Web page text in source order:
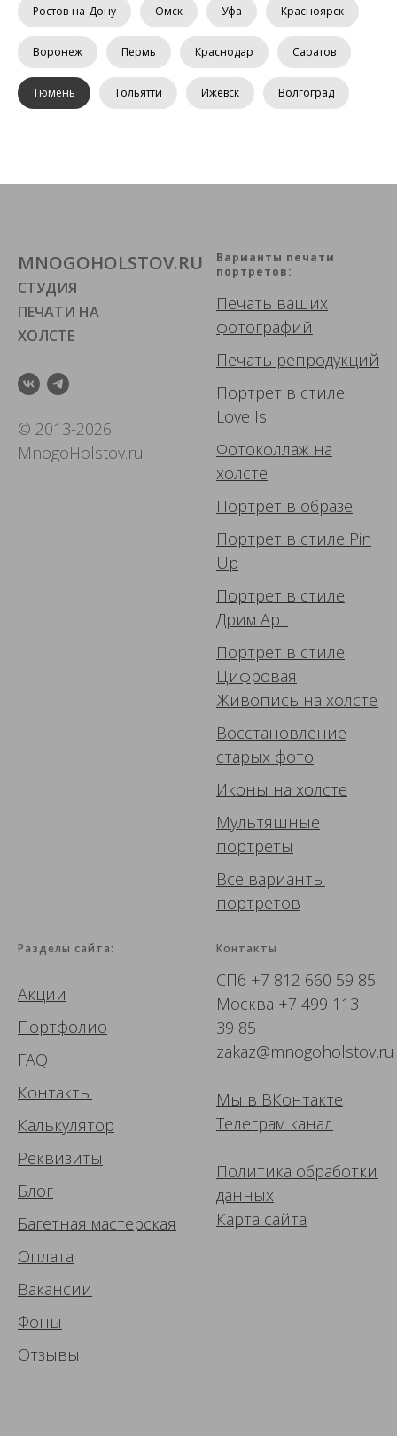
Ростов-на-Дону Омск Уфа Красноярск
Воронеж Пермь Краснодар Саратов
Тюмень Тольятти Ижевск Волгоград
MNOGOHOLSTOV.RU
СТУДИЯ
ПЕЧАТИ НА
ХОЛСТЕ
© 2013-2026
MnogoHolstov.ru
Варианты печати
портретов:
Печать ваших
фотографий
Печать репродукций
Портрет в стиле
Love Is
Фотоколлаж на
холсте
Портрет в образе
Портрет в стиле Pin
Up
Портрет в стиле
Дрим Арт
Портрет в стиле
Цифровая
Живопись на холсте
Восстановление
старых фото
Иконы на холсте
Мультяшные
портреты
Все варианты
портретов
Разделы сайта:
Акции
Портфолио
FAQ
Контакты
Калькулятор
Реквизиты
Блог
Багетная мастерская
Оплата
Вакансии
Фоны
Отзывы
Контакты
СПб +7 812 660 59 85
Москва +7 499 113
39 85
zakaz@mnogoholstov.ru
Мы в ВКонтакте
Телеграм канал
Политика обработки
данных
Карта сайта